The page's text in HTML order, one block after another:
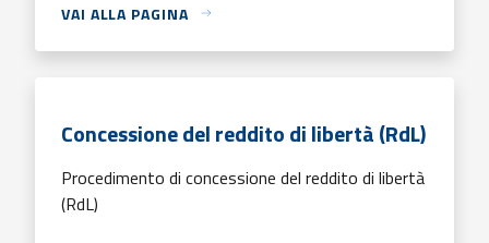
VAI ALLA PAGINA
Concessione del reddito di libertà (RdL)
Procedimento di concessione del reddito di libertà
(RdL)